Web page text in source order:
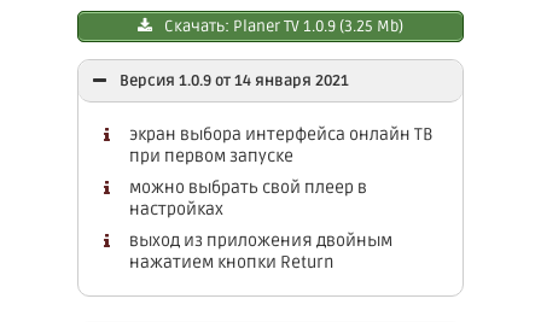
Скачать: Planer TV 1.0.9 (3.25 Mb)
Версия 1.0.9 от 14 января 2021
экран выбора интерфейса онлайн ТВ
при первом запуске
можно выбрать свой плеер в
настройках
выход из приложения двойным
нажатием кнопки Return